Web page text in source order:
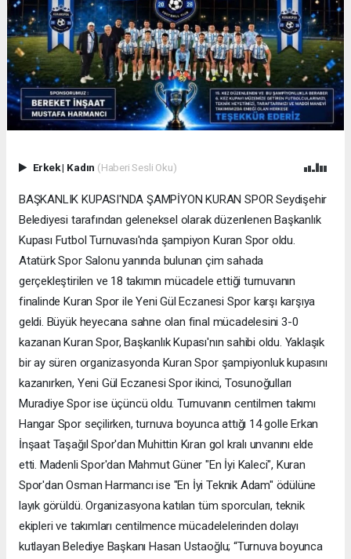
Erkek| Kadın (Haberi Sesli Oku)
BAŞKANLIK KUPASI'NDA ŞAMPİYON KURAN SPOR Seydişehir
Belediyesi tarafından geleneksel olarak düzenlenen Başkanlık
Kupası Futbol Turnuvası'nda şampiyon Kuran Spor oldu.
Atatürk Spor Salonu yanında bulunan çim sahada
gerçekleştirilen ve 18 takımın mücadele ettiği turnuvanın
finalinde Kuran Spor ile Yeni Gül Eczanesi Spor karşı karşıya
geldi. Büyük heyecana sahne olan final mücadelesini 3-0
kazanan Kuran Spor, Başkanlık Kupası'nın sahibi oldu. Yaklaşık
bir ay süren organizasyonda Kuran Spor şampiyonluk kupasını
kazanırken, Yeni Gül Eczanesi Spor ikinci, Tosunoğulları
Muradiye Spor ise üçüncü oldu. Turnuvanın centilmen takımı
Hangar Spor seçilirken, turnuva boyunca attığı 14 golle Erkan
İnşaat Taşağıl Spor'dan Muhittin Kıran gol kralı unvanını elde
etti. Madenli Spor'dan Mahmut Güner "En İyi Kaleci", Kuran
Spor'dan Osman Harmancı ise "En İyi Teknik Adam" ödülüne
layık görüldü. Organizasyona katılan tüm sporcuları, teknik
ekipleri ve takımları centilmence mücadelelerinden dolayı
kutlayan Belediye Başkanı Hasan Ustaoğlu; “Turnuva boyunca